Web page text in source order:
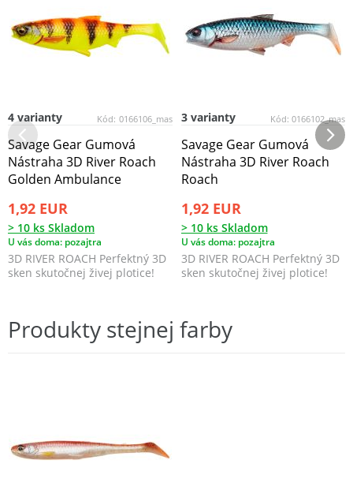
Kód: 0166106_mas
4 varianty
Savage Gear Gumová
Nástraha 3D River Roach
Golden Ambulance
1,92 EUR
> 10 ks Skladom
U vás doma: pozajtra
3D RIVER ROACH Perfektný 3D
sken skutočnej živej plotice!
Kód: 0166102_mas
3 varianty
Savage Gear Gumová
Nástraha 3D River Roach
Roach
1,92 EUR
> 10 ks Skladom
U vás doma: pozajtra
3D RIVER ROACH Perfektný 3D
sken skutočnej živej plotice!
Produkty stejnej farby